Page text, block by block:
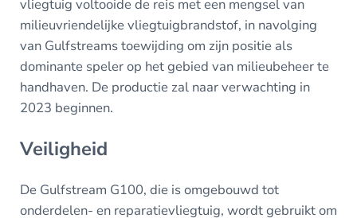
vliegtuig voltooide de reis met een mengsel van
milieuvriendelijke vliegtuigbrandstof, in navolging
van Gulfstreams toewijding om zijn positie als
dominante speler op het gebied van milieubeheer te
handhaven. De productie zal naar verwachting in
2023 beginnen.
Veiligheid
De Gulfstream G100, die is omgebouwd tot
onderdelen- en reparatievliegtuig, wordt gebruikt om